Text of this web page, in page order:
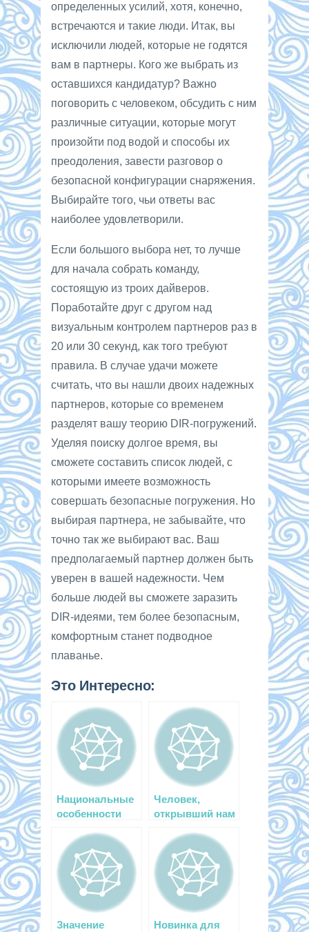
определенных усилий, хотя, конечно,
встречаются и такие люди. Итак, вы
исключили людей, которые не годятся
вам в партнеры. Кого же выбрать из
оставшихся кандидатур? Важно
поговорить с человеком, обсудить с ним
различные ситуации, которые могут
произойти под водой и способы их
преодоления, завести разговор о
безопасной конфигурации снаряжения.
Выбирайте того, чьи ответы вас
наиболее удовлетворили.
Если большого выбора нет, то лучше
для начала собрать команду,
состоящую из троих дайверов.
Поработайте друг с другом над
визуальным контролем партнеров раз в
20 или 30 секунд, как того требуют
правила. В случае удачи можете
считать, что вы нашли двоих надежных
партнеров, которые со временем
разделят вашу теорию DIR-погружений.
Уделяя поиску долгое время, вы
сможете составить список людей, с
которыми имеете возможность
совершать безопасные погружения. Но
выбирая партнера, не забывайте, что
точно так же выбирают вас. Ваш
предполагаемый партнер должен быть
уверен в вашей надежности. Чем
больше людей вы сможете заразить
DIR-идеями, тем более безопасным,
комфортным станет подводное
плаванье.
Это Интересно:
Национальные
особенности
подводному
плаванию
Человек,
открывший нам
Значение
Новинка для